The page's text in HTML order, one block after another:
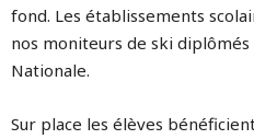
fond. Les établissements
nos moniteurs de ski diplômés
Nationale.
Sur place les élèves